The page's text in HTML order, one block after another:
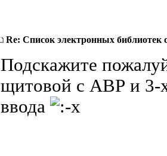
Re: Список электронных библиотек
Подскажите
щитовой с АВР и 3-
ввода